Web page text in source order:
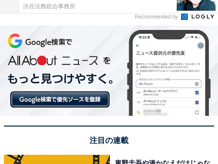
「楽しいことが何もなくただ生きているだけ」年収260
万円の36歳女性、1カ月の収支内訳は？
渋谷法務総合事務所
Recommended by
注目の連載